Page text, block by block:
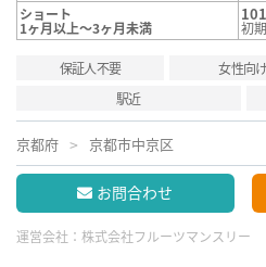
ショート
1ヶ月以上～3ヶ月未満 初
保証人不要 女性向け
駅近
京都府 京都市中京区
お問合わせ
運営会社： 株式会社フルーツマンスリー